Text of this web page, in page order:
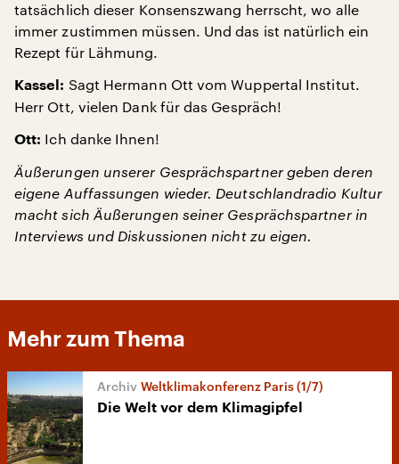
tatsächlich dieser Konsenszwang herrscht, wo alle
immer zustimmen müssen. Und das ist natürlich ein
Rezept für Lähmung.
Kassel: Sagt Hermann Ott vom Wuppertal Institut.
Herr Ott, vielen Dank für das Gespräch!
Ott: Ich danke Ihnen!
Äußerungen unserer Gesprächspartner geben deren
eigene Auffassungen wieder. Deutschlandradio Kultur
macht sich Äußerungen seiner Gesprächspartner in
Interviews und Diskussionen nicht zu eigen.
Mehr zum Thema
Weltklimakonferenz Paris (1/7)
Die Welt vor dem Klimagipfel